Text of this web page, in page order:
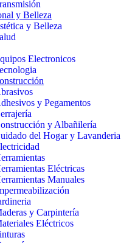
y Belleza
y Belleza
Electronicos
y Pegamentos
y Albañilería
del Hogar y Lavanderia
Eléctricas
Manuales
y Carpintería
Eléctricos